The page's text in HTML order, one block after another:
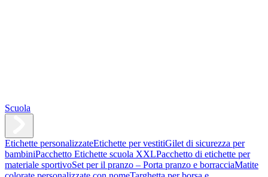
Scuola
Etichette personalizzateEtichette per vestitiGilet di sicurezza per
bambiniPacchetto Etichette scuola XXLPacchetto di etichette per
materiale sportivoSet per il pranzo – Porta pranzo e borracciaMatite